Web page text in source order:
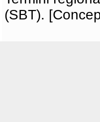
(SBT).